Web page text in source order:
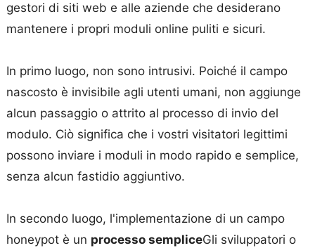
gestori di siti web e alle aziende che desiderano
mantenere i propri moduli online puliti e sicuri.
In primo luogo, non sono intrusivi. Poiché il campo
nascosto è invisibile agli utenti umani, non aggiunge
alcun passaggio o attrito al processo di invio del
modulo. Ciò significa che i vostri visitatori legittimi
possono inviare i moduli in modo rapido e semplice,
senza alcun fastidio aggiuntivo.
In secondo luogo, l'implementazione di un campo
honeypot è un processo sempliceGli sviluppatori o